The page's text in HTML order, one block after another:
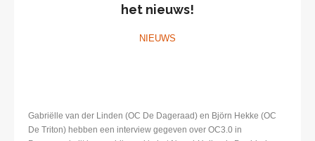
het nieuws!
NIEUWS
Gabriëlle van der Linden (OC De Dageraad) en Björn Hekke (OC
De Triton) hebben een interview gegeven over OC3.0 in